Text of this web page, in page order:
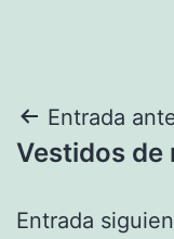
de
Entrada
Vestidos de
Entrada